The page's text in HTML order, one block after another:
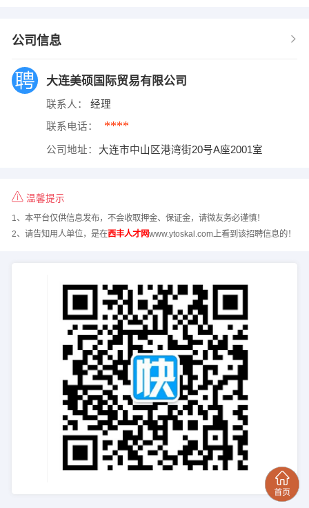
公司信息
大连美硕国际贸易有限公司
联系人： 经理
联系电话： ****
公司地址： 大连市中山区港湾街20号A座2001室
温馨提示
1、本平台仅供信息发布，不会收取押金、保证金，请微友务必谨慎！
2、请告知用人单位，是在西丰人才网www.ytoskal.com上看到该招聘信息的！